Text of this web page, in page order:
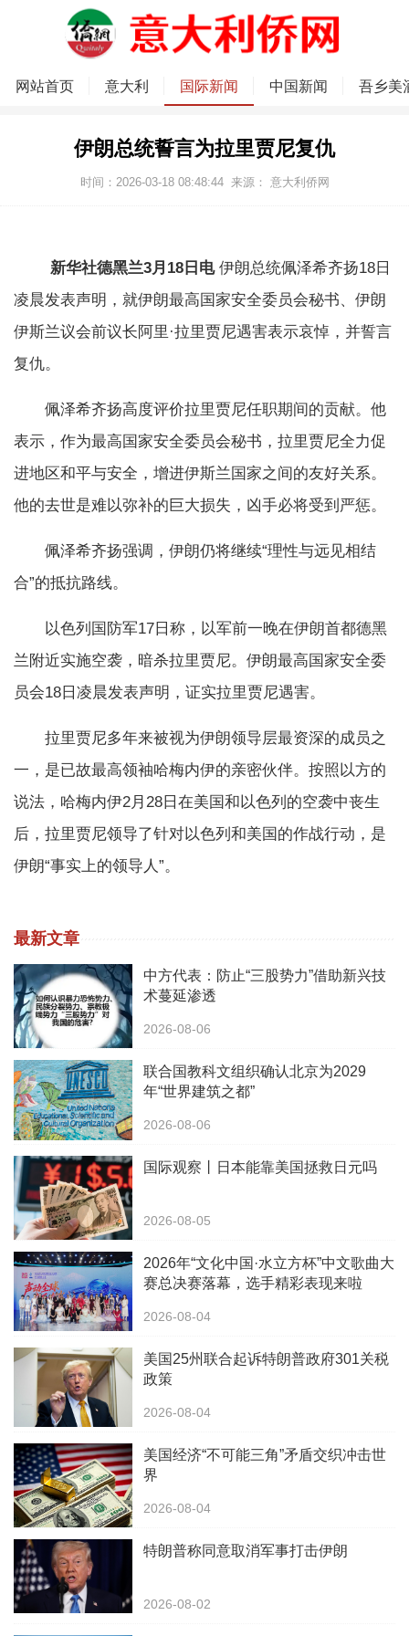
网站首页 意大利 国际新闻 中国新闻 吾乡美
伊朗总统誓言为拉里贾尼复仇
时间：2026-03-18 08:48:44 来源： 意大利侨网
新华社德黑兰3月18日电伊朗总统佩泽希齐扬18日
凌晨发表声明，就伊朗最高国家安全委员会秘书、伊朗
伊斯兰议会前议长阿里·拉里贾尼遇害表示哀悼，并誓言
复仇。
佩泽希齐扬高度评价拉里贾尼任职期间的贡献。他
表示，作为最高国家安全委员会秘书，拉里贾尼全力促
进地区和平与安全，增进伊斯兰国家之间的友好关系。
他的去世是难以弥补的巨大损失，凶手必将受到严惩。
佩泽希齐扬强调，伊朗仍将继续“理性与远见相结
合”的抵抗路线。
以色列国防军17日称，以军前一晚在伊朗首都德黑
兰附近实施空袭，暗杀拉里贾尼。伊朗最高国家安全委
员会18日凌晨发表声明，证实拉里贾尼遇害。
拉里贾尼多年来被视为伊朗领导层最资深的成员之
一，是已故最高领袖哈梅内伊的亲密伙伴。按照以方的
说法，哈梅内伊2月28日在美国和以色列的空袭中丧生
后，拉里贾尼领导了针对以色列和美国的作战行动，是
伊朗“事实上的领导人”。
最新文章
中方代表：防止“三股势力”借助新兴技
术蔓延渗透
2026-08-06
联合国教科文组织确认北京为2029
年“世界建筑之都”
2026-08-06
国际观察丨日本能靠美国拯救日元吗
2026-08-05
2026年“文化中国·水立方杯”中文歌曲大
赛总决赛落幕，选手精彩表现来啦
2026-08-04
美国25州联合起诉特朗普政府301关税
政策
2026-08-04
美国经济“不可能三角”矛盾交织冲击世
界
2026-08-04
特朗普称同意取消军事打击伊朗
2026-08-02